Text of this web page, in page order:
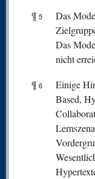
¶ 5
Das
Das
nicht
¶ 6
Einige
Based,